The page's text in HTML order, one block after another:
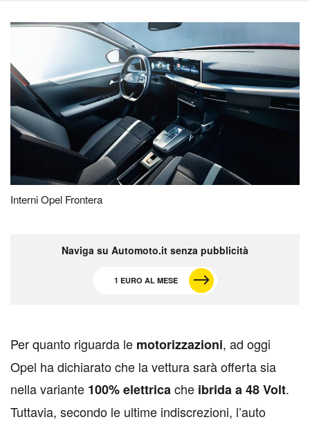
Interni Opel Frontera
Naviga su Automoto.it senza pubblicità
1 EURO AL MESE
Per quanto riguarda le motorizzazioni, ad oggi
Opel ha dichiarato che la vettura sarà offerta sia
nella variante 100%elettricache ibridaa48Volt.
Tuttavia, secondo le ultime indiscrezioni, l’auto